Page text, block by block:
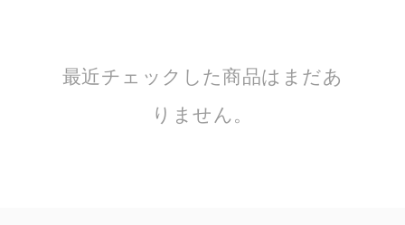
最近チェックした商品はまだあ
りません。